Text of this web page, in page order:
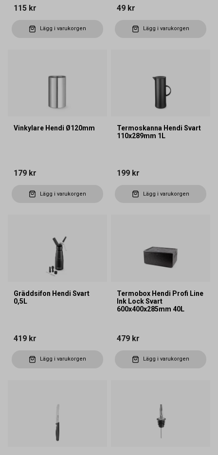
115 kr
Lägg i varukorgen
49 kr
Lägg i varukorgen
Vinkylare Hendi Ø120mm
179 kr
Lägg i varukorgen
Termoskanna Hendi Svart
110x289mm 1L
199 kr
Lägg i varukorgen
Gräddsifon Hendi Svart
0,5L
419 kr
Lägg i varukorgen
Termobox Hendi Profi Line
Ink Lock Svart
600x400x285mm 40L
479 kr
Lägg i varukorgen